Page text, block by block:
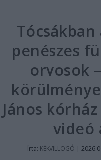
penészes
orvosok
János
videó
Írta: KÉKVILLOGÓ |